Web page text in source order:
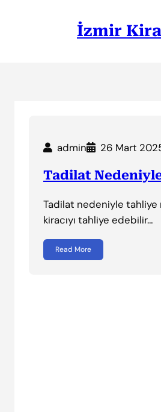
İzmir
admin 26 Mart
Tadilat
Tadilat nedeniyle tahliye
kiracıyı tahliye edebilir…
Read More